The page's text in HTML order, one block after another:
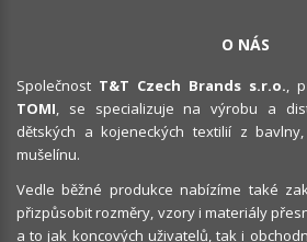
O NÁS
Společnost T&T Czech Brands s.r.o.,
TOMI, se specializuje na výrobu a
dětských a kojeneckých textilií z
mušelínu.
Vedle běžné produkce nabízíme také
přizpůsobit rozměry, vzory i materiály
a to jak koncových uživatelů, tak i